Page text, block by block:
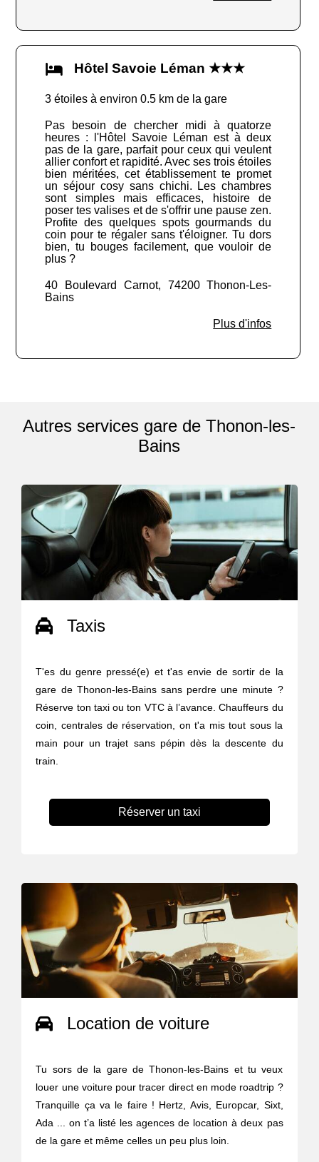
Hôtel Savoie Léman ★★★
3 étoiles à environ 0.5 km de la gare
Pas besoin de chercher midi à quatorze
heures : l'Hôtel Savoie Léman est à deux
pas de la gare, parfait pour ceux qui veulent
allier confort et rapidité. Avec ses trois étoiles
bien méritées, cet établissement te promet
un séjour cosy sans chichi. Les chambres
sont simples mais efficaces, histoire de
poser tes valises et de s'offrir une pause zen.
Profite des quelques spots gourmands du
coin pour te régaler sans t'éloigner. Tu dors
bien, tu bouges facilement, que vouloir de
plus ?
40 Boulevard Carnot, 74200 Thonon-Les-
Bains
Plus d'infos
Autres services gare de Thonon-les-
Bains
Taxis
T'es du genre pressé(e) et t'as envie de sortir de la
gare de Thonon-les-Bains sans perdre une minute ?
Réserve ton taxi ou ton VTC à l’avance. Chauffeurs du
coin, centrales de réservation, on t'a mis tout sous la
main pour un trajet sans pépin dès la descente du
train.
Réserver un taxi
Location de voiture
Tu sors de la gare de Thonon-les-Bains et tu veux
louer une voiture pour tracer direct en mode roadtrip ?
Tranquille ça va le faire ! Hertz, Avis, Europcar, Sixt,
Ada ... on t’a listé les agences de location à deux pas
de la gare et même celles un peu plus loin.